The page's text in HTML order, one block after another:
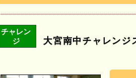
チャレン
ジ
大宮南中チャレンジ